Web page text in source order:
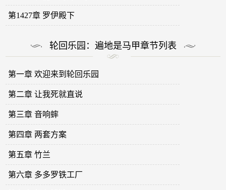
第1427章 罗伊殿下
轮回乐园：遍地是马甲章节列表
第一章 欢迎来到轮回乐园
第二章 让我死就直说
第三章 音响蟀
第四章 两套方案
第五章 竹兰
第六章 多多罗铁工厂